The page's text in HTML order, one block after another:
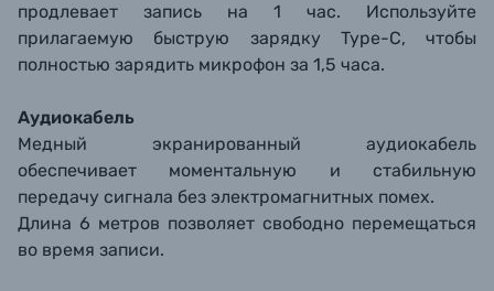
продлевает запись на 1 час. Используйте
прилагаемую быструю зарядку Type-C, чтобы
полностью зарядить микрофон за 1,5 часа.
Аудиокабель
Медный экранированный аудиокабель
обеспечивает моментальную и стабильную
передачу сигнала без электромагнитных помех.
Длина 6 метров позволяет свободно перемещаться
во время записи.